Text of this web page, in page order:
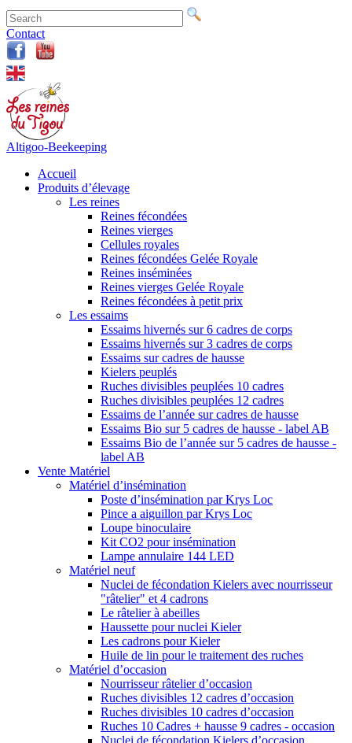
Contact
Altigoo-Beekeeping
Accueil
Produits d’élevage
Les reines
Reines fécondées
Reines vierges
Cellules royales
Reines fécondées Gelée Royale
Reines inséminées
Reines vierges Gelée Royale
Reines fécondées à petit prix
Les essaims
Essaims hivernés sur 6 cadres de corps
Essaims hivernés sur 3 cadres de corps
Essaims sur cadres de hausse
Kielers peuplés
Ruches divisibles peuplées 10 cadres
Ruches divisibles peuplées 12 cadres
Essaims de l’année sur cadres de hausse
Essaims Bio sur 5 cadres de hausse - label AB
Essaims Bio de l’année sur 5 cadres de hausse -
label AB
Vente Matériel
Matériel d’insémination
Poste d’insémination par Krys Loc
Pince a aiguillon par Krys Loc
Loupe binoculaire
Kit CO2 pour insémination
Lampe annulaire 144 LED
Matériel neuf
Nuclei de fécondation Kielers avec nourrisseur
"râtelier" et 4 cadrons
Le râtelier à abeilles
Haussette pour nuclei Kieler
Les cadrons pour Kieler
Huile de lin pour le traitement des ruches
Matériel d’occasion
Nourrisseur râtelier d’occasion
Ruches divisibles 12 cadres d’occasion
Ruches divisibles 10 cadres d’occasion
Ruches 10 Cadres + hausse 9 cadres - occasion
Nuclei de fécondation Kielers d’occasion